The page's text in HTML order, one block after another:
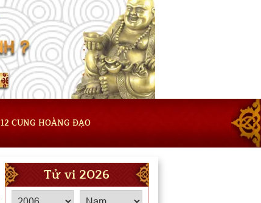
12 CUNG HOÀNG ĐẠO
Tử vi 2026